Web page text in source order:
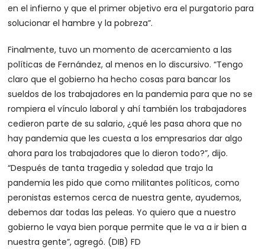
en el infierno y que el primer objetivo era el purgatorio para
solucionar el hambre y la pobreza”.
Finalmente, tuvo un momento de acercamiento a las
políticas de Fernández, al menos en lo discursivo. “Tengo
claro que el gobierno ha hecho cosas para bancar los
sueldos de los trabajadores en la pandemia para que no se
rompiera el vínculo laboral y ahí también los trabajadores
cedieron parte de su salario, ¿qué les pasa ahora que no
hay pandemia que les cuesta a los empresarios dar algo
ahora para los trabajadores que lo dieron todo?”, dijo.
“Después de tanta tragedia y soledad que trajo la
pandemia les pido que como militantes políticos, como
peronistas estemos cerca de nuestra gente, ayudemos,
debemos dar todas las peleas. Yo quiero que a nuestro
gobierno le vaya bien porque permite que le va a ir bien a
nuestra gente”, agregó. (DIB) FD